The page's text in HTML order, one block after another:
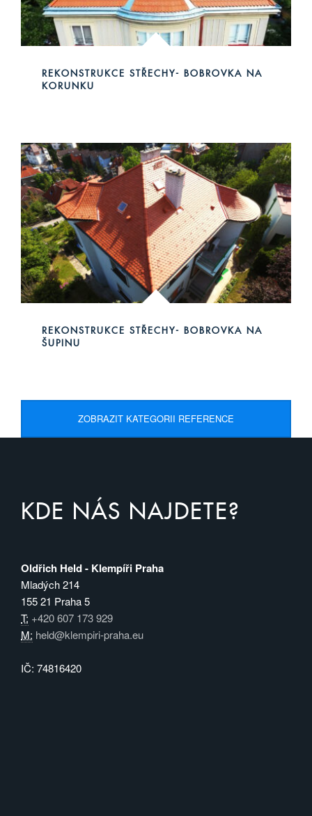
REKONSTRUKCE STŘECHY- BOBROVKA NA
KORUNKU
REKONSTRUKCE STŘECHY- BOBROVKA NA
ŠUPINU
ZOBRAZIT KATEGORII REFERENCE
KDE NÁS NAJDETE?
Oldřich Held - Klempíři Praha
Mladých 214
155 21 Praha 5
T: +420 607 173 929
M: held@klempiri-praha.eu
IČ: 74816420